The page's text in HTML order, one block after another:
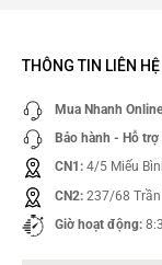
THÔNG TIN LIÊN HỆ
Mua Nhanh
Bảo hành - Hỗ
CN1: 4/5 Miếu
CN2: 237/68
Giờ hoạt động: